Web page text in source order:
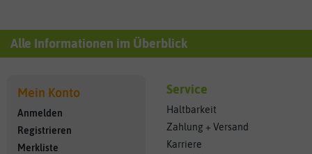
Alle Informationen im Überblick
Mein Konto
Anmelden
Registrieren
Merkliste
Service
Haltbarkeit
Zahlung + Versand
Karriere